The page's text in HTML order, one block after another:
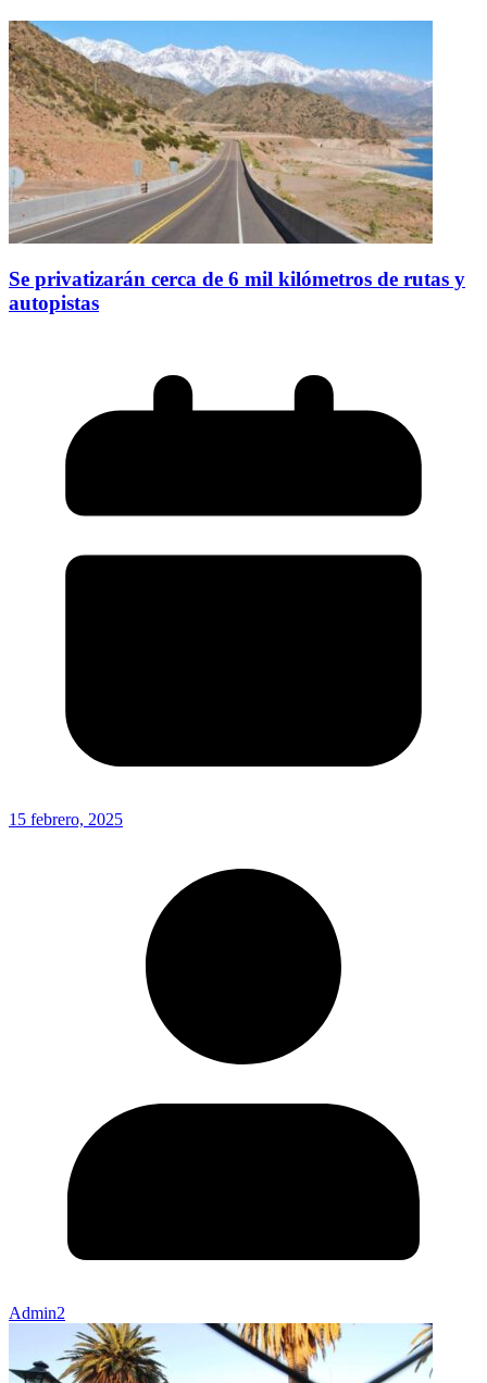
Se privatizarán cerca de 6 mil kilómetros de rutas y
autopistas
15 febrero, 2025
Admin2